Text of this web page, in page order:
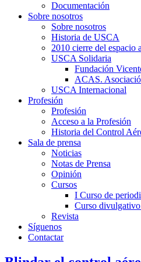
Documentación
Sobre nosotros
Sobre nosotros
Historia de USCA
2010 cierre del espacio
USCA Solidaria
Fundación
ACAS.
USCA Internacional
Profesión
Profesión
Acceso a la Profesión
Historia del Control
Sala de prensa
Noticias
Notas de Prensa
Opinión
Cursos
I Curso de
Curso
Revista
Síguenos
Contactar